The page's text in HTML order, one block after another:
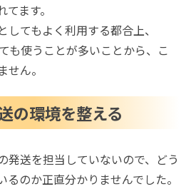
ます。
てもよく利用する都合上、
も使うことが多いことから、こ
ん。
の環境を整える
発送を担当していないので、どう
るのか正直分かりませんでした。